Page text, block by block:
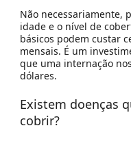
Não necessariamente,
idade e o nível de
básicos podem custar
mensais. É um
que uma internação
dólares.
Existem doenças
cobrir?